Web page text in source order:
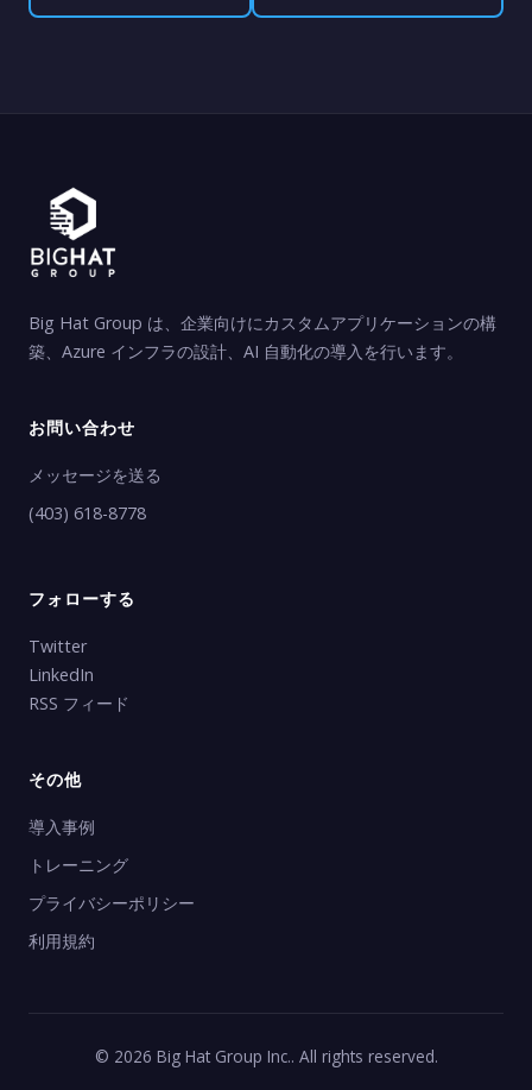
Big Hat Group は、企業向けにカスタムアプリケーションの構
築、Azure インフラの設計、AI 自動化の導入を行います。
お問い合わせ
メッセージを送る
(403) 618-8778
フォローする
Twitter
LinkedIn
RSS フィード
その他
導入事例
トレーニング
プライバシーポリシー
利用規約
© 2026 Big Hat Group Inc.. All rights reserved.